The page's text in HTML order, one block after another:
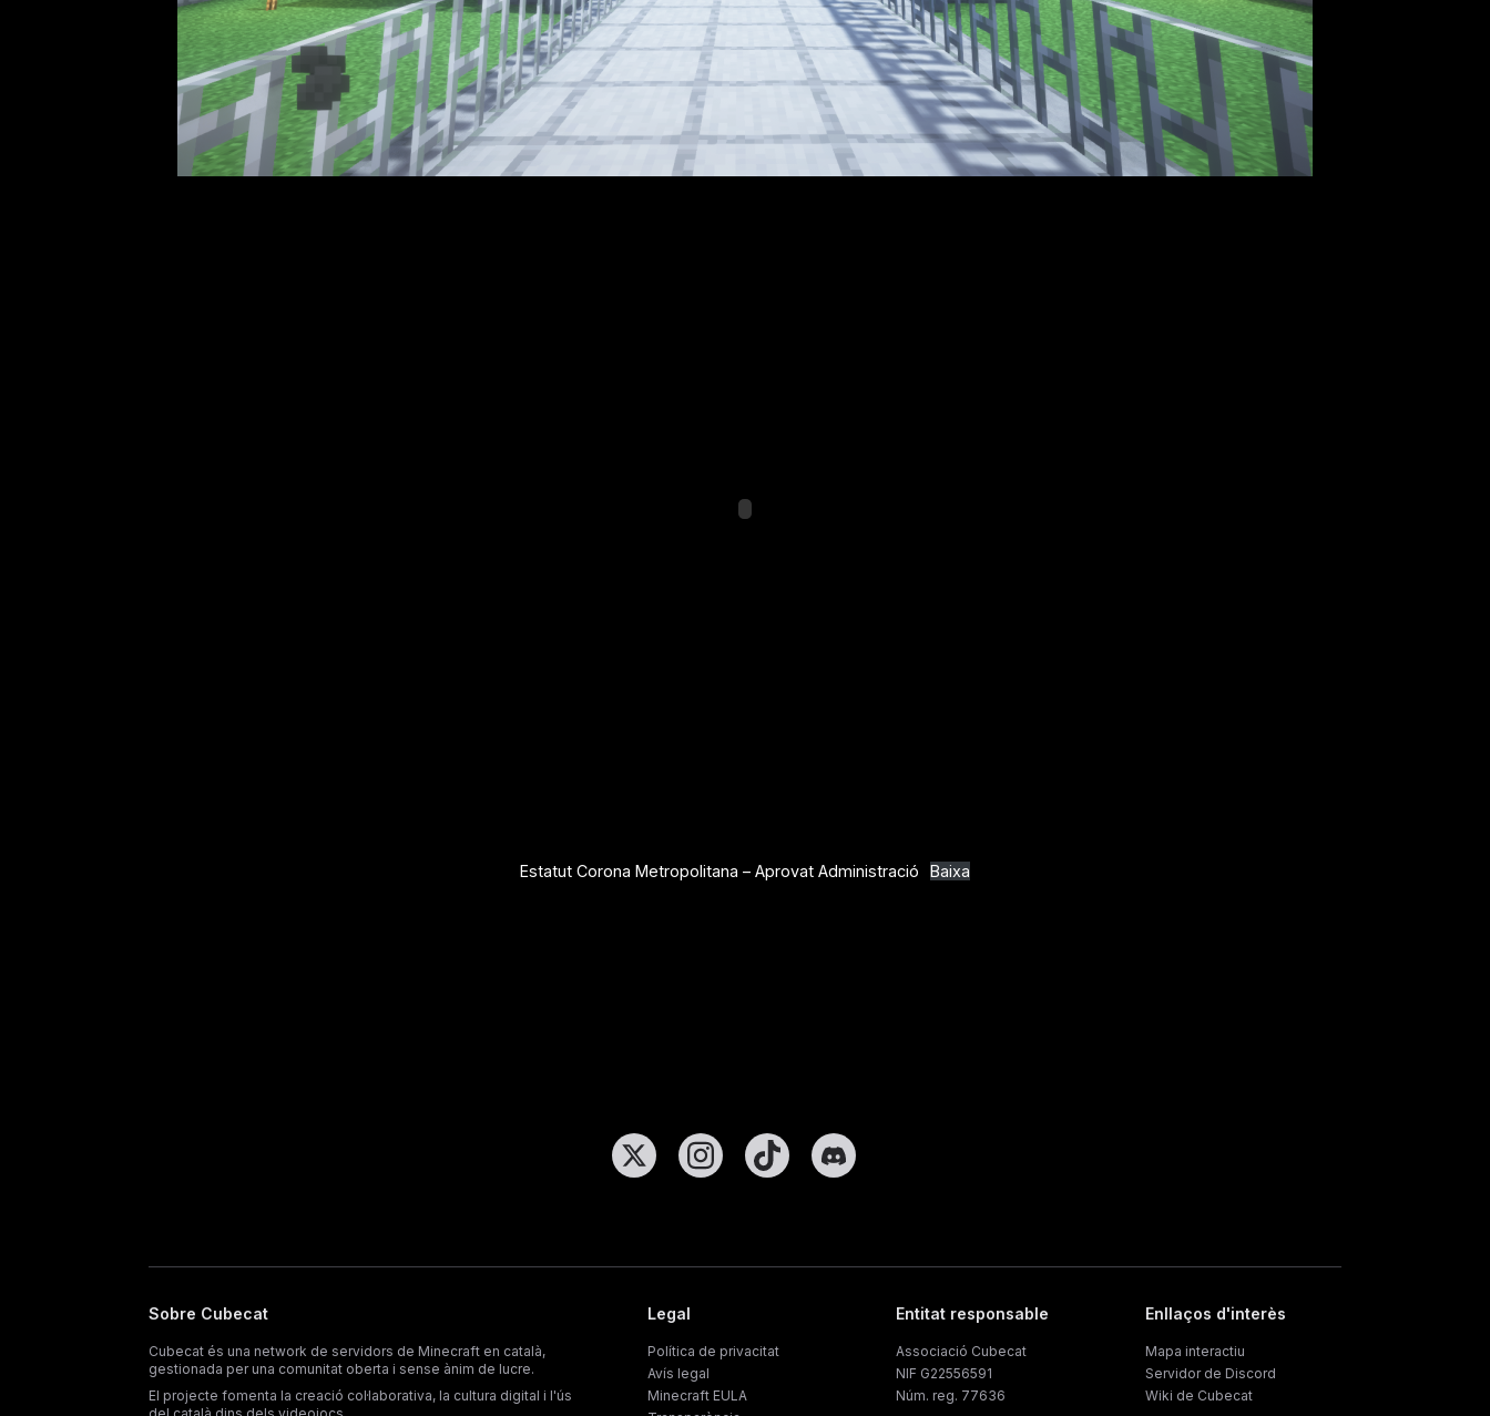
Estatut Corona Metropolitana – Aprovat Administració Baixa
Sobre Cubecat
Cubecat és una network de servidors de Minecraft en català,
gestionada per una comunitat oberta i sense ànim de lucre.
El projecte fomenta la creació col·laborativa, la cultura digital i l'ús
Legal
Política de privacitat
Avís legal
Minecraft EULA
Entitat responsable
Associació Cubecat
NIF G22556591
Núm. reg. 77636
Enllaços d'interès
Mapa interactiu
Servidor de Discord
Wiki de Cubecat